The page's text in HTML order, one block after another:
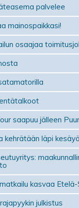
palvelee
mainospaikkasi!
osaajaa
saapuu jälleen
kehrätään läpi
kasvaa
julkistus